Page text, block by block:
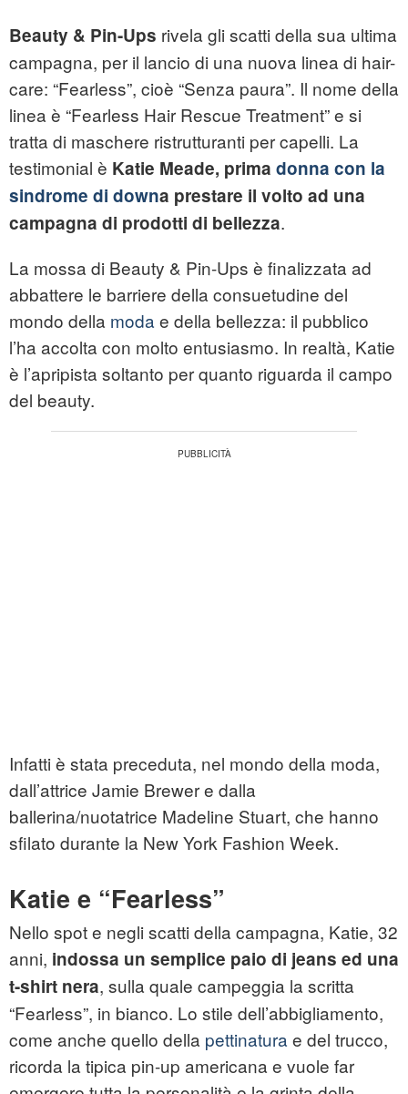
Beauty & Pin-Ups rivela gli scatti della sua ultima
campagna, per il lancio di una nuova linea di hair-
care: “Fearless”, cioè “Senza paura”. Il nome della
linea è “Fearless Hair Rescue Treatment” e si
tratta di maschere ristrutturanti per capelli. La
testimonial è Katie Meade, prima donna con la
sindrome di downa prestare il volto ad una
campagna di prodotti di bellezza.
La mossa di Beauty & Pin-Ups è finalizzata ad
abbattere le barriere della consuetudine del
mondo della moda e della bellezza: il pubblico
l’ha accolta con molto entusiasmo. In realtà, Katie
è l’apripista soltanto per quanto riguarda il campo
del beauty.
Infatti è stata preceduta, nel mondo della moda,
dall’attrice Jamie Brewer e dalla
ballerina/nuotatrice Madeline Stuart, che hanno
sfilato durante la New York Fashion Week.
Katie e “Fearless”
Nello spot e negli scatti della campagna, Katie, 32
anni, indossa un semplice paio di jeans ed una
t-shirt nera, sulla quale campeggia la scritta
“Fearless”, in bianco. Lo stile dell’abbigliamento,
come anche quello della pettinatura e del trucco,
ricorda la tipica pin-up americana e vuole far